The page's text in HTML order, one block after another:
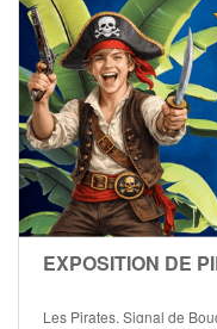
EXPOSITION DE
Les Pirates, Signal de